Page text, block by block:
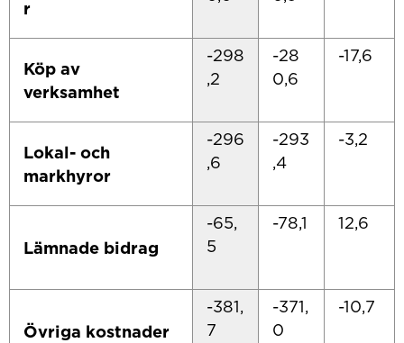
r
Köp av
verksamhet
-298
,2
-28
0,6
-17,6
Lokal- och
markhyror
-296
,6
-293
,4
-3,2
Lämnade bidrag
-65,
5
-78,1 12,6
Övriga kostnader
-381,
7
-371,
0
-10,7